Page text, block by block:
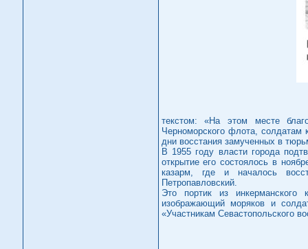
текстом: «На этом месте
Черноморского флота, солдатам
дни восстания замученных в
В 1955 году власти города
открытие его состоялось в
казарм, где и началось
Петропавловский.
Это портик из
изображающий моряков и
«Участникам Севастопольского